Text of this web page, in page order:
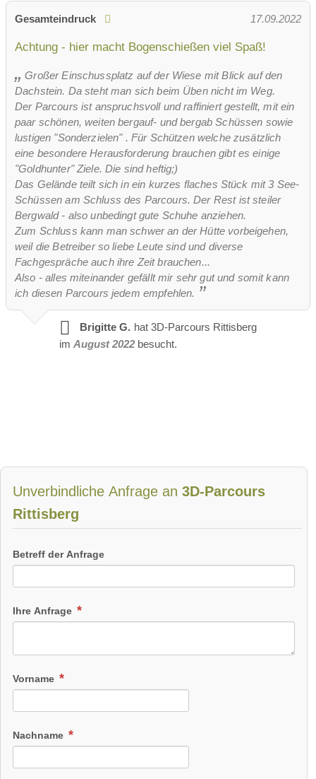
Gesamteindruck 17.09.2022
Achtung - hier macht Bogenschießen viel Spaß!
Großer Einschussplatz auf der Wiese mit Blick auf den
Dachstein. Da steht man sich beim Üben nicht im Weg.
Der Parcours ist anspruchsvoll und raffiniert gestellt, mit ein
paar schönen, weiten bergauf- und bergab Schüssen sowie
lustigen "Sonderzielen" . Für Schützen welche zusätzlich
eine besondere Herausforderung brauchen gibt es einige
"Goldhunter" Ziele. Die sind heftig;)
Das Gelände teilt sich in ein kurzes flaches Stück mit 3 See-
Schüssen am Schluss des Parcours. Der Rest ist steiler
Bergwald - also unbedingt gute Schuhe anziehen.
Zum Schluss kann man schwer an der Hütte vorbeigehen,
weil die Betreiber so liebe Leute sind und diverse
Fachgespräche auch ihre Zeit brauchen...
Also - alles miteinander gefällt mir sehr gut und somit kann
ich diesen Parcours jedem empfehlen.
Brigitte G. hat 3D-Parcours Rittisberg
im August 2022 besucht.
Unverbindliche Anfrage an 3D-Parcours
Rittisberg
Betreff der Anfrage
Ihre Anfrage
Vorname
Nachname